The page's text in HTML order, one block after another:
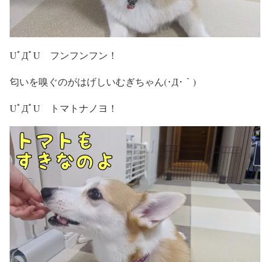
UﾟДﾟU フンフンフン！
匂いを嗅ぐのがはげしいむぎちゃん(･Д･｀)
UﾟДﾟU トマトナノヨ！